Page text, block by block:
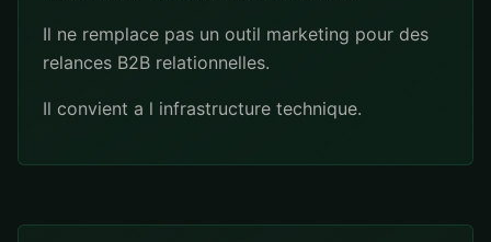
Il ne remplace pas un outil marketing pour des
relances B2B relationnelles.
Il convient a l infrastructure technique.